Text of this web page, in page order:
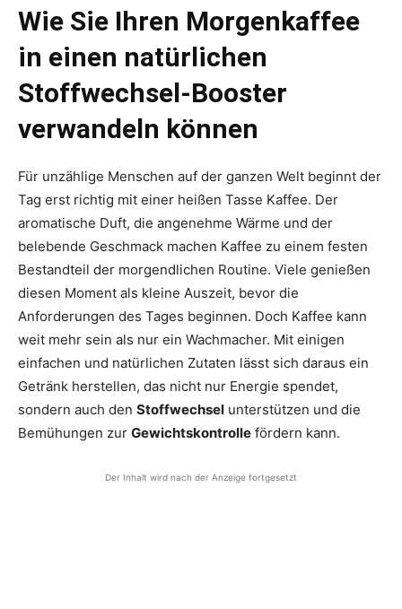
Wie Sie Ihren Morgenkaffee
in einen natürlichen
Stoffwechsel-Booster
verwandeln können
Für unzählige Menschen auf der ganzen Welt beginnt der
Tag erst richtig mit einer heißen Tasse Kaffee. Der
aromatische Duft, die angenehme Wärme und der
belebende Geschmack machen Kaffee zu einem festen
Bestandteil der morgendlichen Routine. Viele genießen
diesen Moment als kleine Auszeit, bevor die
Anforderungen des Tages beginnen. Doch Kaffee kann
weit mehr sein als nur ein Wachmacher. Mit einigen
einfachen und natürlichen Zutaten lässt sich daraus ein
Getränk herstellen, das nicht nur Energie spendet,
sondern auch den Stoffwechsel unterstützen und die
Bemühungen zur Gewichtskontrolle fördern kann.
Der Inhalt wird nach der Anzeige fortgesetzt